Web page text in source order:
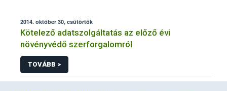
2014. október 30, csütörtök
Kötelező adatszolgáltatás az előző évi
növényvédő szerforgalomról
TOVÁBB >